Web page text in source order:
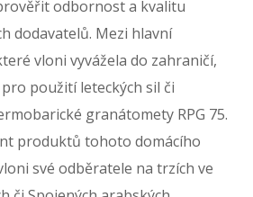
odbornost a kvalitu
dodavatelů. Mezi hlavní
vloni vyvážela do zahraničí,
použití leteckých sil či
granátomety RPG 75.
produktů tohoto domácího
své odběratele na trzích ve